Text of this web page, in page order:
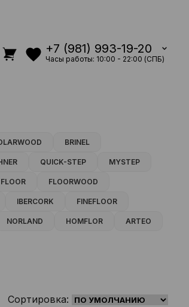
+7 (981) 993-19-20
Часы работы: 10:00 - 22:00 (СПБ)
BRINEL
QUICK-STEP MYSTEP
FLOORWOOD
IBERCORK FINEFLOOR
NORLAND HOMFLOR ARTEO
Сортировка: